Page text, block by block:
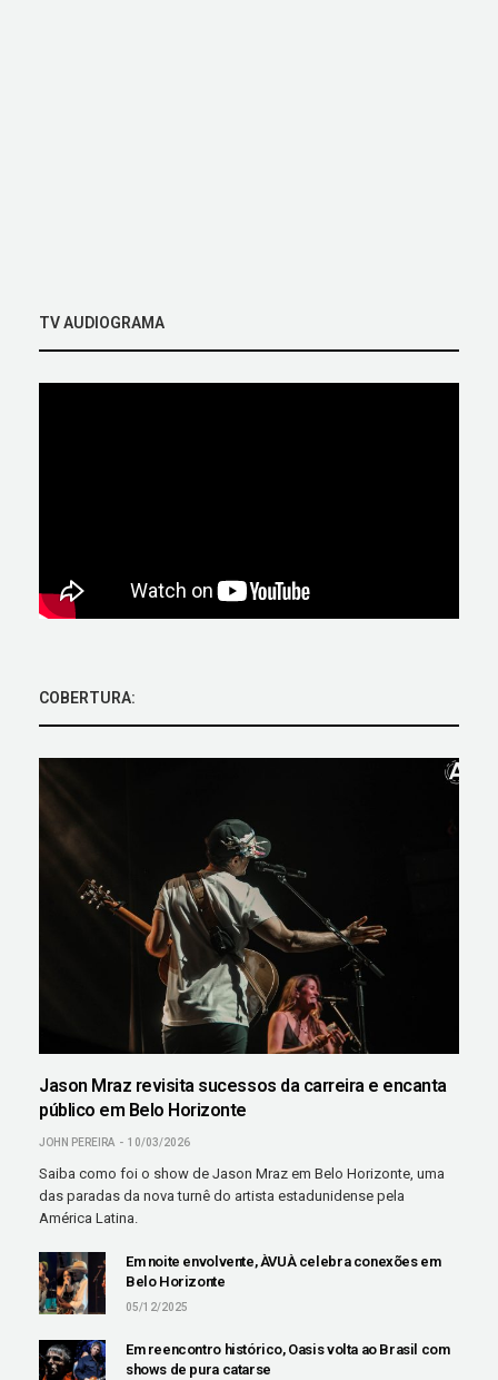
TV AUDIOGRAMA
COBERTURA:
Jason Mraz revisita sucessos da carreira e encanta
público em Belo Horizonte
JOHN PEREIRA 10/03/2026
Saiba como foi o show de Jason Mraz em Belo Horizonte, uma
das paradas da nova turnê do artista estadunidense pela
América Latina.
Em noite envolvente, ÀVUÀ celebra conexões em
Belo Horizonte
05/12/2025
Em reencontro histórico, Oasis volta ao Brasil com
shows de pura catarse